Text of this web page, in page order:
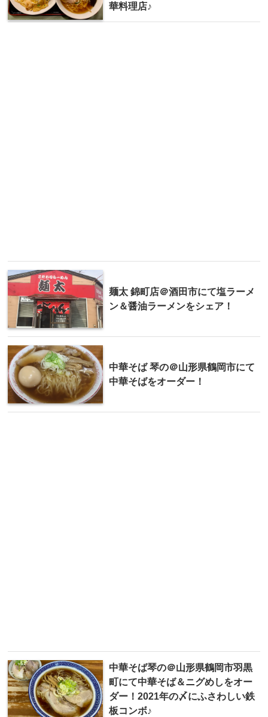
華料理店♪
麺太 錦町店＠酒田市にて塩ラーメ
ン＆醤油ラーメンをシェア！
中華そば 琴の＠山形県鶴岡市にて
中華そばをオーダー！
中華そば 琴の＠山形県鶴岡市羽黒
町にて中華そば＆ニグめしをオー
ダー！2021年の〆にふさわしい鉄
板コンボ♪